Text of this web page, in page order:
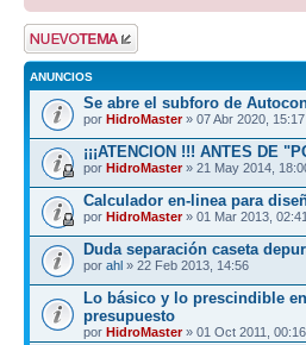
Publicar un nuevo
tema
ANUNCIOS
Se abre el subforo de
por HidroMaster» 07 Abr 2020, 15:17
¡¡¡ATENCION !!! ANTES DE
por HidroMaster» 21 May 2014,
Calculador en-linea para
por HidroMaster» 01 Mar 2013, 02:41
Duda separación caseta
por ahl » 22 Feb 2013, 14:56
Lo básico y lo prescindible
presupuesto
por HidroMaster» 01 Oct 2011, 00:16